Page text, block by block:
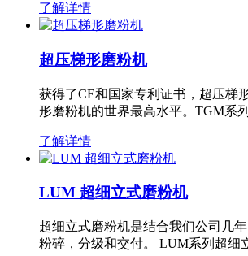
了解详情
超压梯形磨粉机
获得了CE和国家专利证书，超压梯
形磨粉机的世界最高水平。TGM系
了解详情
LUM 超细立式磨粉机
超细立式磨粉机是结合我们公司几
粉碎，分级和交付。 LUM系列超细